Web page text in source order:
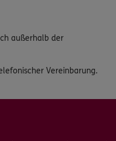
außerhalb der
Vereinbarung.